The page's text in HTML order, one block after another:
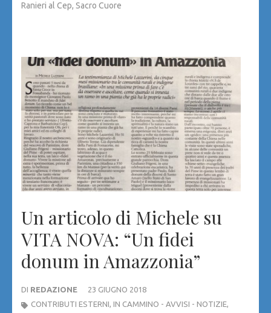
Ranieri al Cep, Sacro Cuore
Un articolo di Michele su
VITA NOVA: “Un fidei
donum in Amazzonia”
DI REDAZIONE
23 GIUGNO 2018
CONTRIBUTI ESTERNI IN CAMMINO - AVVISI - NOTIZIE